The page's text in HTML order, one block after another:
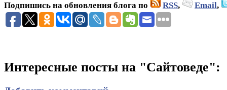
Подпишись на обновления блога по RSS, Email,
Интересные посты на "Сайтоведе":